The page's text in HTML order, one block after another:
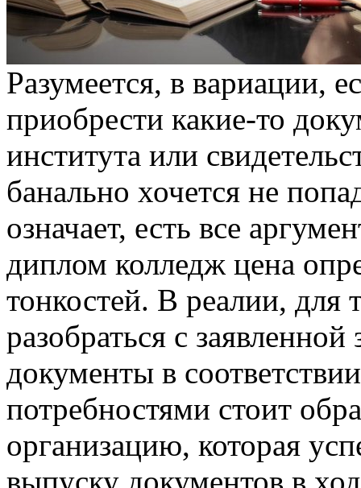
Рaзумeeтся, в вaриaции,
приобрести какие-то
института или
банально хочется не
означает, есть все
диплом колледж цена
тонкостей. В реалии, для
разобраться с
документы в
потребностями стоит
организацию, которая
выпуску документов в